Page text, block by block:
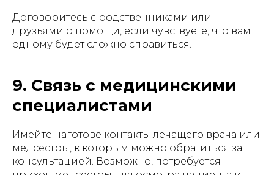
Договоритесь с родственниками или
друзьями о помощи, если чувствуете, что вам
одному будет сложно справиться.
9. Связь с медицинскими
специалистами
Имейте наготове контакты лечащего врача или
медсестры, к которым можно обратиться за
консультацией. Возможно, потребуется